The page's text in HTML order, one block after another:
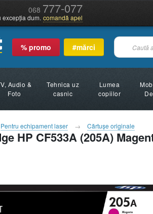
068 777-077
dum. comandă apel
% promo #mărci
Audio &
Foto
Tehnica uz
casnic
Lumea
copiilor
Pentru echipament laser Cărtuşe originale
HP CF533A (205A)